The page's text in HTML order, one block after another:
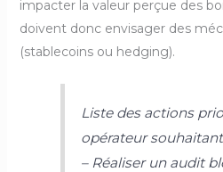
impacter la valeur perçue des
doivent donc envisager des
(stablecoins ou hedging).
Liste des actions
opérateur
– Réaliser un audit